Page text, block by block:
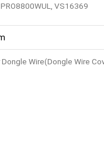
VS16369
Wire(Dongle Wire